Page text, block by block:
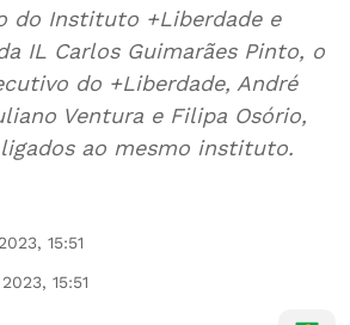
do Instituto +Liberdade e
IL Carlos Guimarães Pinto, o
do +Liberdade, André
Ventura e Filipa Osório,
ao mesmo instituto.
15:51
15:51